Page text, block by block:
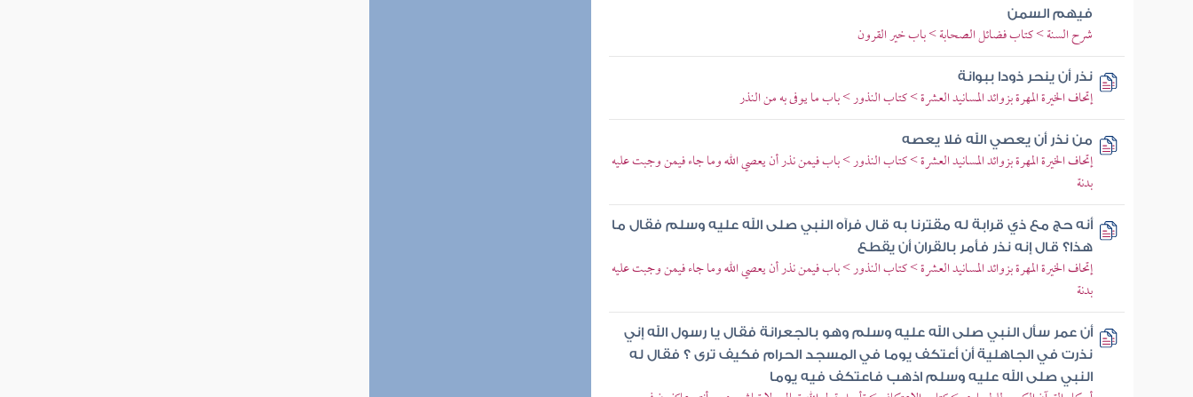
فيهم السمن
شرح السنة > كتاب فضائل الصحابة > باب خير القرون
نذر أن ينحر ذودا ببوانة
إتحاف الخيرة المهرة بزوائد المسانيد العشرة > كتاب النذور > باب ما يوفى به من النذر
من نذر أن يعصي الله فلا يعصه
إتحاف الخيرة المهرة بزوائد المسانيد العشرة > كتاب النذور > باب فيمن نذر أن يعصي الله وما جاء فيمن وجبت عليه
بدنة
أنه حج مع ذي قرابة له مقترنا به قال فرآه النبي صلى الله عليه وسلم فقال ما
هذا؟ قال إنه نذر فأمر بالقران أن يقطع
إتحاف الخيرة المهرة بزوائد المسانيد العشرة > كتاب النذور > باب فيمن نذر أن يعصي الله وما جاء فيمن وجبت عليه
بدنة
أن عمر سأل النبي صلى الله عليه وسلم وهو بالجعرانة فقال يا رسول الله إني
نذرت في الجاهلية أن أعتكف يوما في المسجد الحرام فكيف ترى ؟ فقال له
النبي صلى الله عليه وسلم اذهب فاعتكف فيه يوما